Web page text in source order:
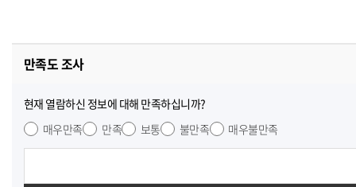
만족도 조사
현재 열람하신 정보에 대해 만족하십니까?
매우만족
만족 보통 불만족 매우불만족